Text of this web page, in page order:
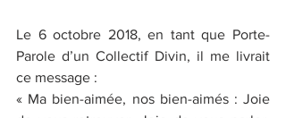
Le 6 octobre 2018, en tant que Porte-
Parole d’un Collectif Divin, il me livrait
ce message :
« Ma bien-aimée, nos bien-aimés : Joie